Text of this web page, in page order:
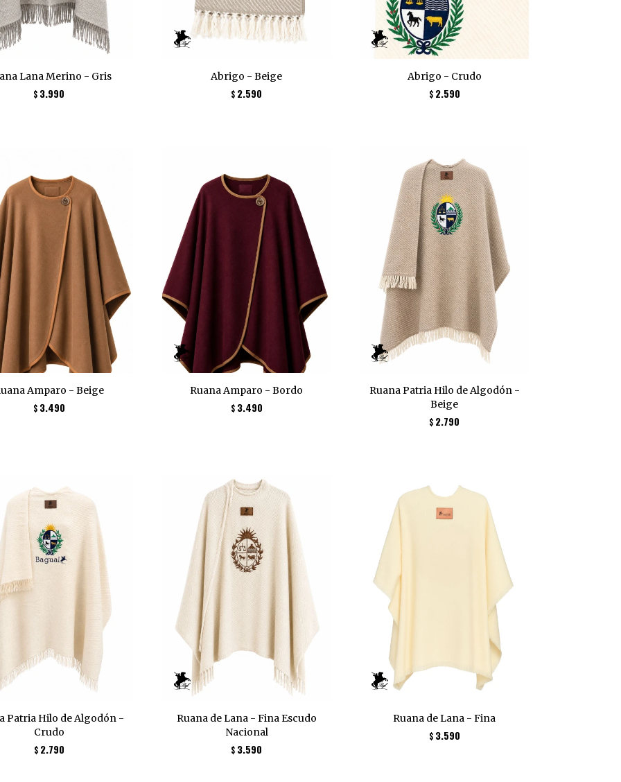
Lana Merino - Gris
$ 3.990
Abrigo - Beige
$ 2.590
Abrigo - Crudo
$ 2.590
Amparo - Beige
$ 3.490
Ruana Amparo - Bordo
$ 3.490
Ruana Patria Hilo de Algodón -
Beige
$ 2.790
Patria Hilo de Algodón -
Crudo
$ 2.790
Ruana de Lana - Fina Escudo
Nacional
$ 3.590
Ruana de Lana - Fina
$ 3.590